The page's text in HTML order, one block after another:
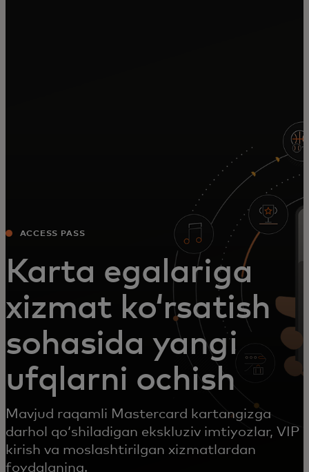
Yangiliklar va trendlar
ACCESS PASS
Karta egalariga
xizmat koʻrsatish
sohasida yangi
ufqlarni ochish
Mavjud raqamli Mastercard kartangizga
darhol qoʻshiladigan ekskluziv imtiyozlar, VIP
kirish va moslashtirilgan xizmatlardan
foydalaning.